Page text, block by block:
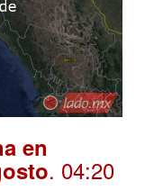
en
. 04:20